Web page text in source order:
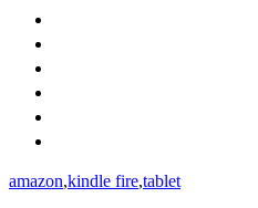
amazon,kindle fire,tablet